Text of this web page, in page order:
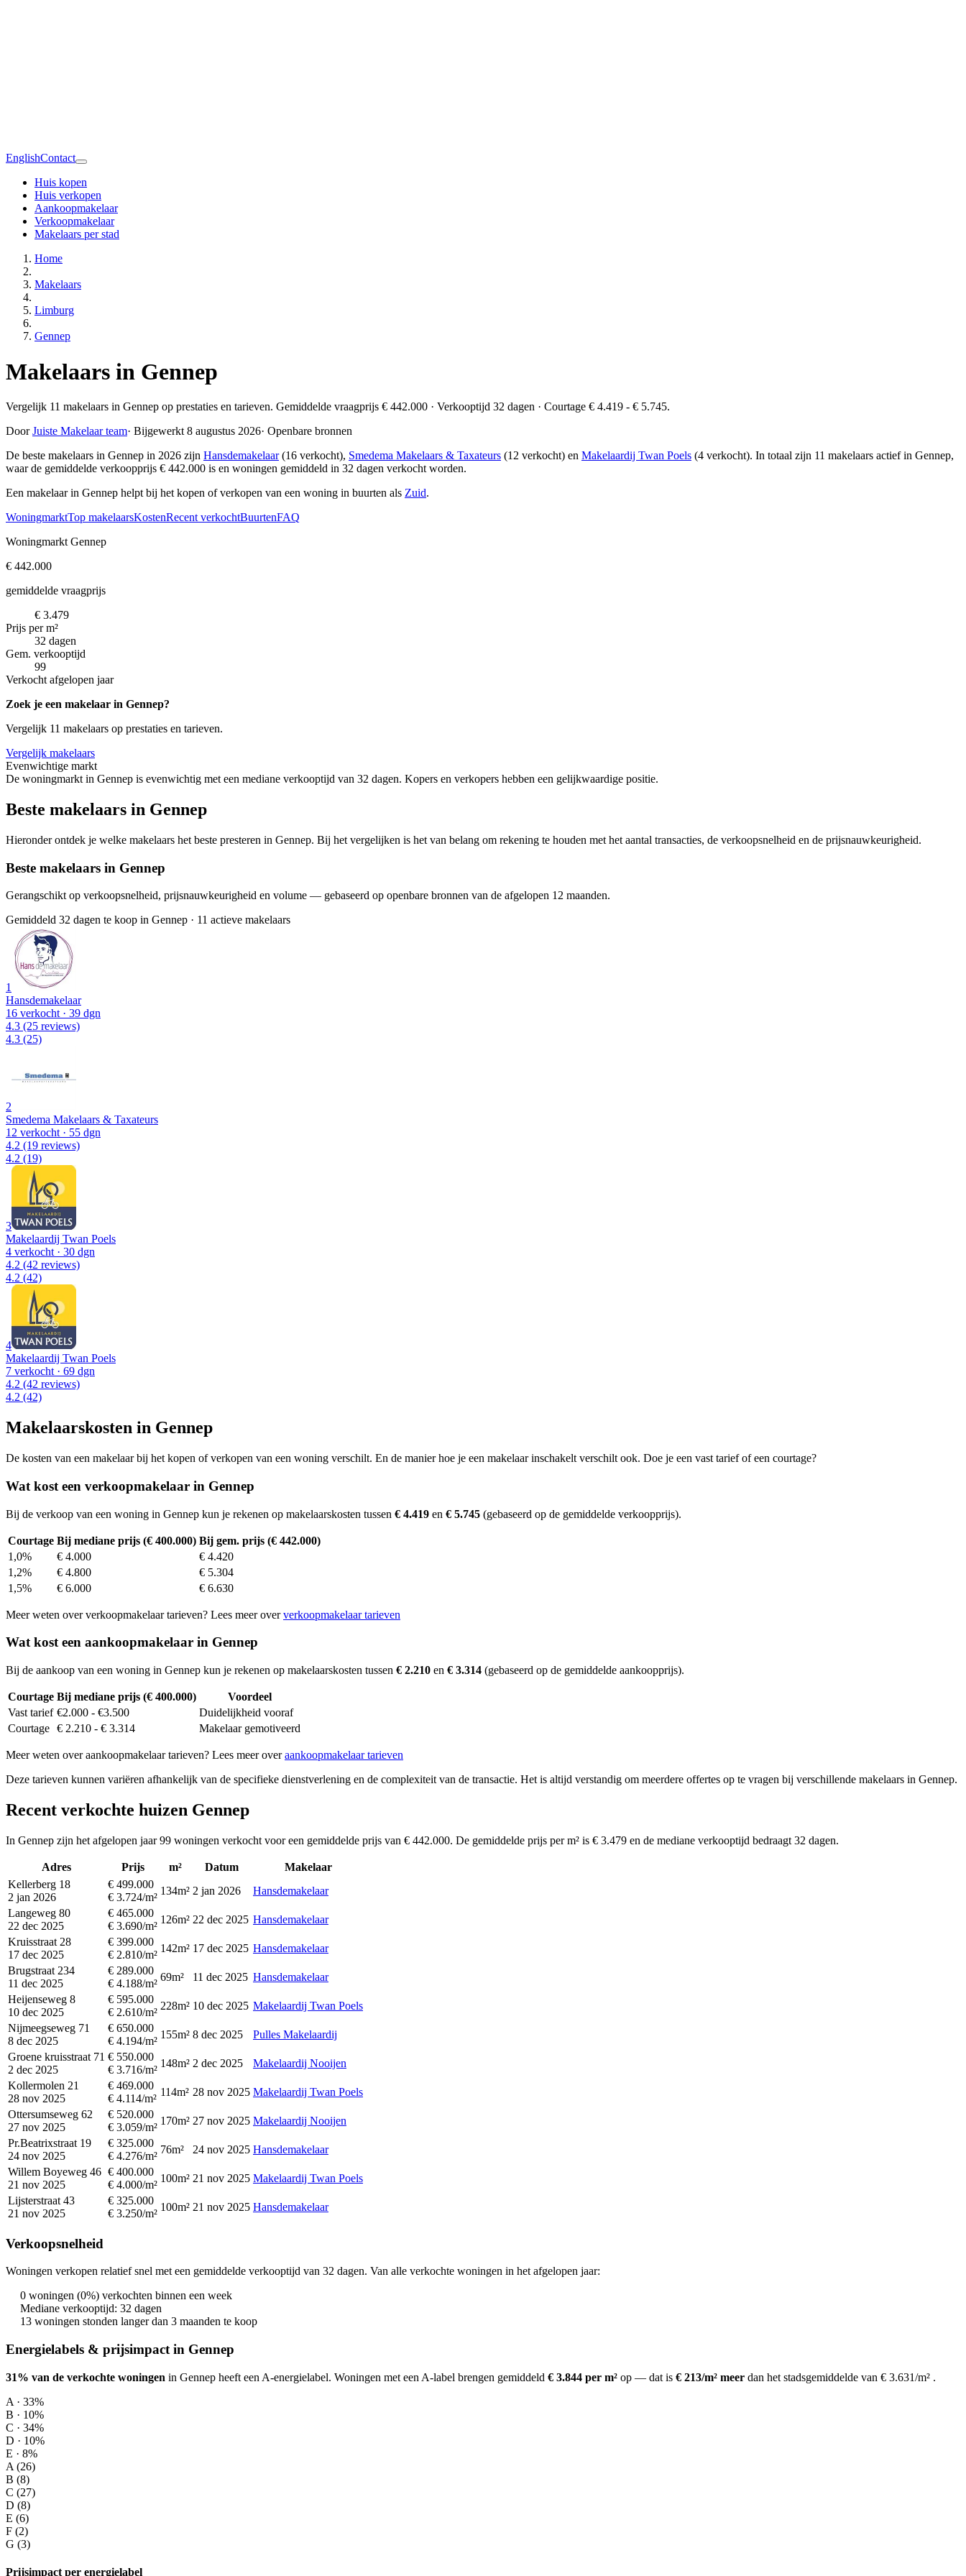
EnglishContact
Huis kopen
Huis verkopen
Aankoopmakelaar
Verkoopmakelaar
Makelaars per stad
Home
Makelaars
Limburg
Gennep
Makelaars in Gennep
Vergelijk 11 makelaars in Gennep op prestaties en tarieven. Gemiddelde vraagprijs € 442.000 · Verkooptijd 32 dagen · Courtage € 4.419 - € 5.745.
DoorJuiste Makelaar team· Bijgewerkt 8 augustus 2026· Openbare bronnen
De beste makelaars in Gennep in 2026 zijn Hansdemakelaar(16 verkocht), Smedema Makelaars & Taxateurs (12 verkocht) en Makelaardij Twan Poels (4 verkocht). In totaal zijn 11 makelaars actief in Gennep,
waar de gemiddelde verkoopprijs € 442.000 is en woningen gemiddeld in 32 dagen verkocht worden.
Een makelaar in Gennep helpt bij het kopen of verkopen van een woning in buurten als Zuid.
WoningmarktTop makelaarsKostenRecent verkochtBuurtenFAQ
Woningmarkt Gennep
€ 442.000
gemiddelde vraagprijs
€ 3.479
Prijs per m²
32 dagen
Gem. verkooptijd
99
Verkocht afgelopen jaar
Zoek je een makelaar in Gennep?
Vergelijk 11 makelaars op prestaties en tarieven.
Vergelijk makelaars
Evenwichtige markt
De woningmarkt in Gennep is evenwichtig met een mediane verkooptijd van 32 dagen. Kopers en verkopers hebben een gelijkwaardige positie.
Beste makelaars in Gennep
Hieronder ontdek je welke makelaars het beste presteren in Gennep. Bij het vergelijken is het van belang om rekening te houden met het aantal transacties, de verkoopsnelheid en de prijsnauwkeurigheid.
Beste makelaars in Gennep
Gerangschikt op verkoopsnelheid, prijsnauwkeurigheid en volume — gebaseerd op openbare bronnen van de afgelopen 12 maanden.
Gemiddeld 32 dagen te koop in Gennep · 11 actieve makelaars
1
Hansdemakelaar
16 verkocht · 39 dgn
4.3 (25 reviews)
4.3 (25)
2
Smedema Makelaars & Taxateurs
12 verkocht · 55 dgn
4.2 (19 reviews)
4.2 (19)
3
Makelaardij Twan Poels
4 verkocht · 30 dgn
4.2 (42 reviews)
4.2 (42)
4
Makelaardij Twan Poels
7 verkocht · 69 dgn
4.2 (42 reviews)
4.2 (42)
Makelaarskosten in Gennep
De kosten van een makelaar bij het kopen of verkopen van een woning verschilt. En de manier hoe je een makelaar inschakelt verschilt ook. Doe je een vast tarief of een courtage?
Wat kost een verkoopmakelaar in Gennep
Bij de verkoop van een woning in Gennep kun je rekenen op makelaarskosten tussen € 4.419 en € 5.745 (gebaseerd op de gemiddelde verkoopprijs).
Courtage Bij mediane prijs (€ 400.000) Bij gem. prijs (€ 442.000)
1,0%
€ 4.000
€ 4.420
1,2%
€ 4.800
€ 5.304
1,5%
€ 6.000 € 6.630
Meer weten over verkoopmakelaar tarieven? Lees meer oververkoopmakelaar tarieven
Wat kost een aankoopmakelaar in Gennep
Bij de aankoop van een woning in Gennep kun je rekenen op makelaarskosten tussen € 2.210 en € 3.314 (gebaseerd op de gemiddelde aankoopprijs).
Courtage Bij mediane prijs (€ 400.000)
Voordeel
Vast tarief €2.000 - €3.500
Duidelijkheid vooraf
Courtage € 2.210 - € 3.314 Makelaar gemotiveerd
Meer weten over aankoopmakelaar tarieven? Lees meer overaankoopmakelaar tarieven
Deze tarieven kunnen variëren afhankelijk van de specifieke dienstverlening en de complexiteit van de transactie. Het is altijd verstandig om meerdere offertes op te vragen bij verschillende makelaars in Gennep.
Recent verkochte huizen Gennep
In Gennep zijn het afgelopen jaar 99 woningen verkocht voor een gemiddelde prijs van € 442.000. De gemiddelde prijs per m² is € 3.479 en de mediane verkooptijd bedraagt 32 dagen.
Adres Prijs m² Datum
Makelaar
Kellerberg 18
2 jan 2026
€ 499.000
€ 3.724/m²
134m² 2 jan 2026
Hansdemakelaar
Langeweg 80
22 dec 2025
€ 465.000
€ 3.690/m²
126m² 22 dec 2025 Hansdemakelaar
Kruisstraat 28
17 dec 2025
€ 399.000
€ 2.810/m²
142m² 17 dec 2025 Hansdemakelaar
Brugstraat 234
11 dec 2025
€ 289.000
€ 4.188/m²
69m² 11 dec 2025 Hansdemakelaar
Heijenseweg 8
10 dec 2025
€ 595.000
€ 2.610/m²
228m² 10 dec 2025 Makelaardij Twan Poels
Nijmeegseweg 71
8 dec 2025
€ 650.000
€ 4.194/m²
155m² 8 dec 2025
Pulles Makelaardij
Groene kruisstraat 71
2 dec 2025
€ 550.000
€ 3.716/m²
148m² 2 dec 2025
Makelaardij Nooijen
Kollermolen 21
28 nov 2025
€ 469.000
€ 4.114/m²
114m² 28 nov 2025 Makelaardij Twan Poels
Ottersumseweg 62
27 nov 2025
€ 520.000
€ 3.059/m²
170m² 27 nov 2025 Makelaardij Nooijen
Pr.Beatrixstraat 19
24 nov 2025
€ 325.000
€ 4.276/m²
76m² 24 nov 2025 Hansdemakelaar
Willem Boyeweg 46
21 nov 2025
€ 400.000
€ 4.000/m²
100m² 21 nov 2025 Makelaardij Twan Poels
Lijsterstraat 43
21 nov 2025
€ 325.000
€ 3.250/m²
100m² 21 nov 2025 Hansdemakelaar
Verkoopsnelheid
Woningen verkopen relatief snel met een gemiddelde verkooptijd van 32 dagen. Van alle verkochte woningen in het afgelopen jaar:
0 woningen (0%) verkochten binnen een week
Mediane verkooptijd: 32 dagen
13 woningen stonden langer dan 3 maanden te koop
Energielabels & prijsimpact in Gennep
31% van de verkochte woningen in Gennep heeft een A-energielabel. Woningen met een A-label brengen gemiddeld € 3.844 per m² op — dat is € 213/m² meer dan het stadsgemiddelde van € 3.631/m² .
A · 33%
B · 10%
C · 34%
D · 10%
E · 8%
A (26)
B (8)
C (27)
D (8)
E (6)
F (2)
G (3)
Prijsimpact per energielabel